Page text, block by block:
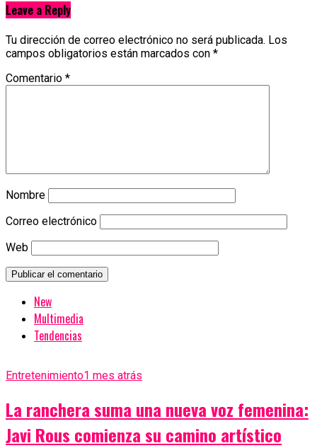
Leave a Reply
Tu dirección de correo electrónico no será publicada. Los
campos obligatorios están marcados con *
Comentario *
Nombre
Correo electrónico
Web
New
Multimedia
Tendencias
Entretenimiento1 mes atrás
La ranchera suma una nueva voz femenina:
Javi Rous comienza su camino artístico